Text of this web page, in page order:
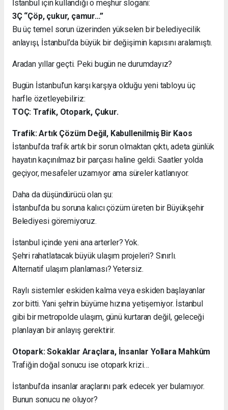
İstanbul için kullandığı o meşhur sloganı:
3Ç “Çöp, çukur, çamur…”
Bu üç temel sorun üzerinden yükselen bir belediyecilik
anlayışı, İstanbul’da büyük bir değişimin kapısını aralamıştı.
Aradan yıllar geçti. Peki bugün ne durumdayız?
Bugün İstanbul’un karşı karşıya olduğu yeni tabloyu üç
harfle özetleyebiliriz:
TOÇ: Trafik, Otopark, Çukur.
Trafik: Artık Çözüm Değil, Kabullenilmiş Bir Kaos
İstanbul’da trafik artık bir sorun olmaktan çıktı, adeta günlük
hayatın kaçınılmaz bir parçası haline geldi. Saatler yolda
geçiyor, mesafeler uzamıyor ama süreler katlanıyor.
Daha da düşündürücü olan şu:
İstanbul’da bu soruna kalıcı çözüm üreten bir Büyükşehir
Belediyesi göremiyoruz.
İstanbul içinde yeni ana arterler? Yok.
Şehri rahatlatacak büyük ulaşım projeleri? Sınırlı.
Alternatif ulaşım planlaması? Yetersiz.
Raylı sistemler eskiden kalma veya eskiden başlayanlar
zor bitti. Yani şehrin büyüme hızına yetişemiyor. İstanbul
gibi bir metropolde ulaşım, günü kurtaran değil, geleceği
planlayan bir anlayış gerektirir.
Otopark: Sokaklar Araçlara, İnsanlar Yollara Mahkûm
Trafiğin doğal sonucu ise otopark krizi…
İstanbul’da insanlar araçlarını park edecek yer bulamıyor.
Bunun sonucu ne oluyor?